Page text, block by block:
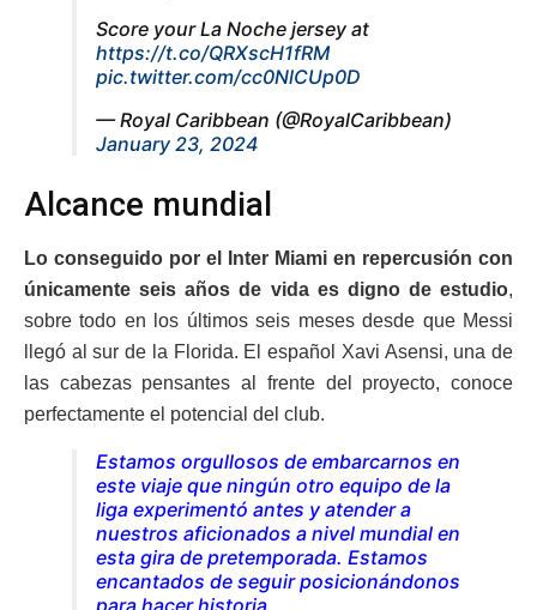
Score your La Noche jersey at
https://t.co/QRXscH1fRM
pic.twitter.com/cc0NlCUp0D
— Royal Caribbean (@RoyalCaribbean)
January 23, 2024
Alcance mundial
Lo conseguido por el Inter Miami en repercusión con
únicamente seis años de vida es digno de estudio,
sobre todo en los últimos seis meses desde que Messi
llegó al sur de la Florida. El español Xavi Asensi, una de
las cabezas pensantes al frente del proyecto, conoce
perfectamente el potencial del club.
Estamos orgullosos de embarcarnos en
este viaje que ningún otro equipo de la
liga experimentó antes y atender a
nuestros aficionados a nivel mundial en
esta gira de pretemporada. Estamos
encantados de seguir posicionándonos
para hacer historia.